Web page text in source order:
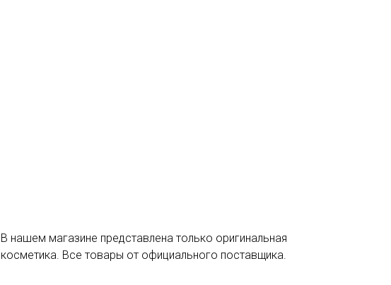
В нашем магазине представлена только оригинальная
косметика. Все товары от официального поставщика.